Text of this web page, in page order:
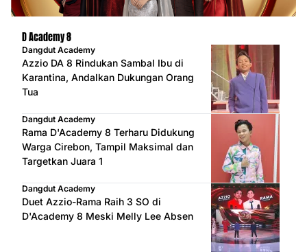
D Academy 8
Dangdut Academy
Azzio DA 8 Rindukan Sambal Ibu di
Karantina, Andalkan Dukungan Orang
Tua
Dangdut Academy
Rama D'Academy 8 Terharu Didukung
Warga Cirebon, Tampil Maksimal dan
Targetkan Juara 1
Dangdut Academy
Duet Azzio-Rama Raih 3 SO di
D'Academy 8 Meski Melly Lee Absen